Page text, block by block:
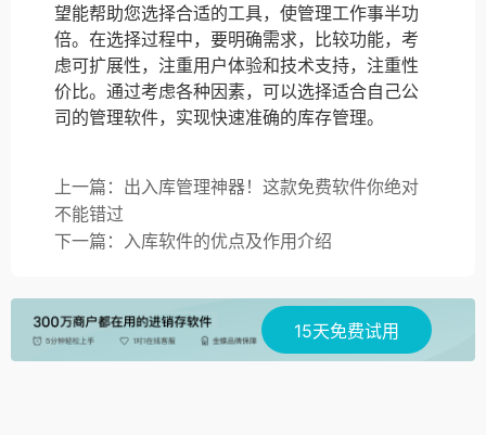
望能帮助您选择合适的工具，使管理工作事半功
倍。在选择过程中，要明确需求，比较功能，考
虑可扩展性，注重用户体验和技术支持，注重性
价比。通过考虑各种因素，可以选择适合自己公
司的管理软件，实现快速准确的库存管理。
上一篇：出入库管理神器！这款免费软件你绝对
不能错过
下一篇：入库软件的优点及作用介绍
15天免费试用